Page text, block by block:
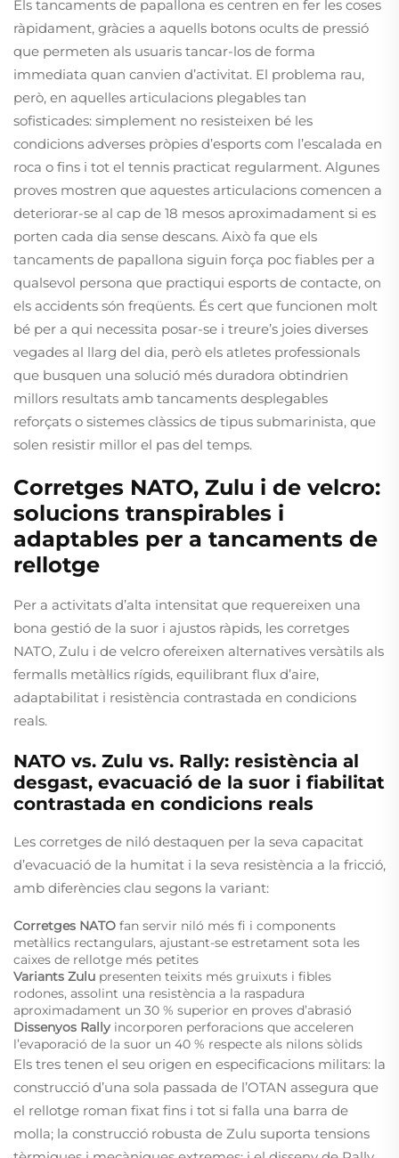
Els tancaments de papallona es centren en fer les coses
ràpidament, gràcies a aquells botons ocults de pressió
que permeten als usuaris tancar-los de forma
immediata quan canvien d’activitat. El problema rau,
però, en aquelles articulacions plegables tan
sofisticades: simplement no resisteixen bé les
condicions adverses pròpies d’esports com l’escalada en
roca o fins i tot el tennis practicat regularment. Algunes
proves mostren que aquestes articulacions comencen a
deteriorar-se al cap de 18 mesos aproximadament si es
porten cada dia sense descans. Això fa que els
tancaments de papallona siguin força poc fiables per a
qualsevol persona que practiqui esports de contacte, on
els accidents són freqüents. És cert que funcionen molt
bé per a qui necessita posar-se i treure’s joies diverses
vegades al llarg del dia, però els atletes professionals
que busquen una solució més duradora obtindrien
millors resultats amb tancaments desplegables
reforçats o sistemes clàssics de tipus submarinista, que
solen resistir millor el pas del temps.
Corretges NATO, Zulu i de velcro:
solucions transpirables i
adaptables per a tancaments de
rellotge
Per a activitats d’alta intensitat que requereixen una
bona gestió de la suor i ajustos ràpids, les corretges
NATO, Zulu i de velcro ofereixen alternatives versàtils als
fermalls metàl·lics rígids, equilibrant flux d’aire,
adaptabilitat i resistència contrastada en condicions
reals.
NATO vs. Zulu vs. Rally: resistència al
desgast, evacuació de la suor i fiabilitat
contrastada en condicions reals
Les corretges de niló destaquen per la seva capacitat
d’evacuació de la humitat i la seva resistència a la fricció,
amb diferències clau segons la variant:
Corretges NATO fan servir niló més fi i components
metàl·lics rectangulars, ajustant-se estretament sota les
caixes de rellotge més petites
Variants Zulu presenten teixits més gruixuts i fibles
rodones, assolint una resistència a la raspadura
aproximadament un 30 % superior en proves d’abrasió
Dissenyos Rally incorporen perforacions que acceleren
l’evaporació de la suor un 40 % respecte als nilons sòlids
Els tres tenen el seu origen en especificacions militars: la
construcció d’una sola passada de l’OTAN assegura que
el rellotge roman fixat fins i tot si falla una barra de
molla; la construcció robusta de Zulu suporta tensions